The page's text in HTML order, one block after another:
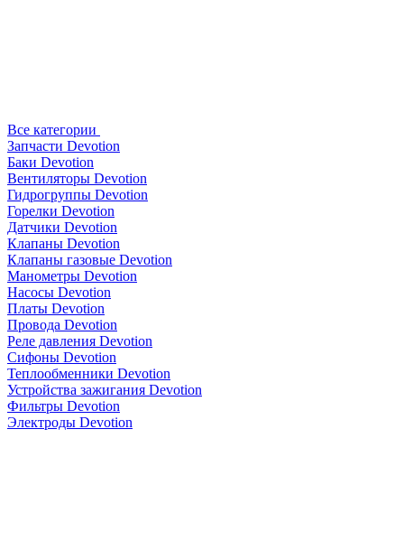
Все категории
Запчасти Devotion
Баки Devotion
Вентиляторы Devotion
Гидрогруппы Devotion
Горелки Devotion
Датчики Devotion
Клапаны Devotion
Клапаны газовые Devotion
Манометры Devotion
Насосы Devotion
Платы Devotion
Провода Devotion
Реле давления Devotion
Сифоны Devotion
Теплообменники Devotion
Устройства зажигания Devotion
Фильтры Devotion
Электроды Devotion